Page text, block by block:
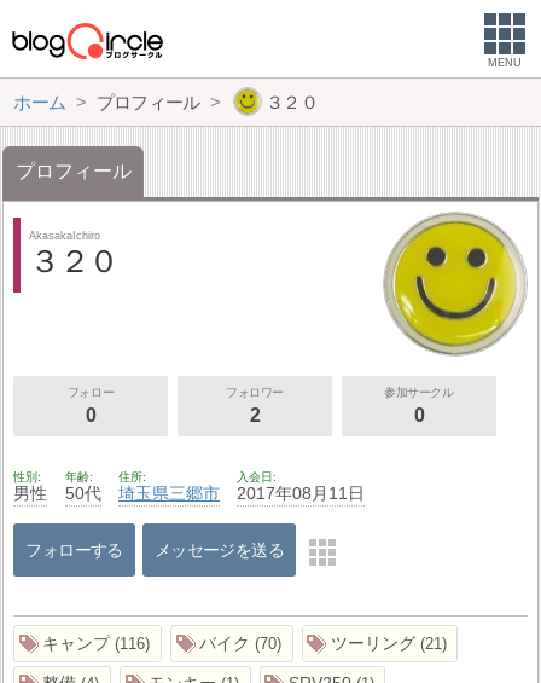
MENU
ホーム プロフィール ３２０
プロフィール
AkasakaIchiro
３２０
フォロー
0
フォロワー
2
参加サークル
0
性別
男性
年齢
50代
住所
埼玉県三郷市
入会日
2017年08月11日
フォローする メッセージを送る
キャンプ 116 バイク 70 ツーリング 21